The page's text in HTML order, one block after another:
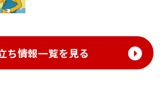
ち情報一覧を見る